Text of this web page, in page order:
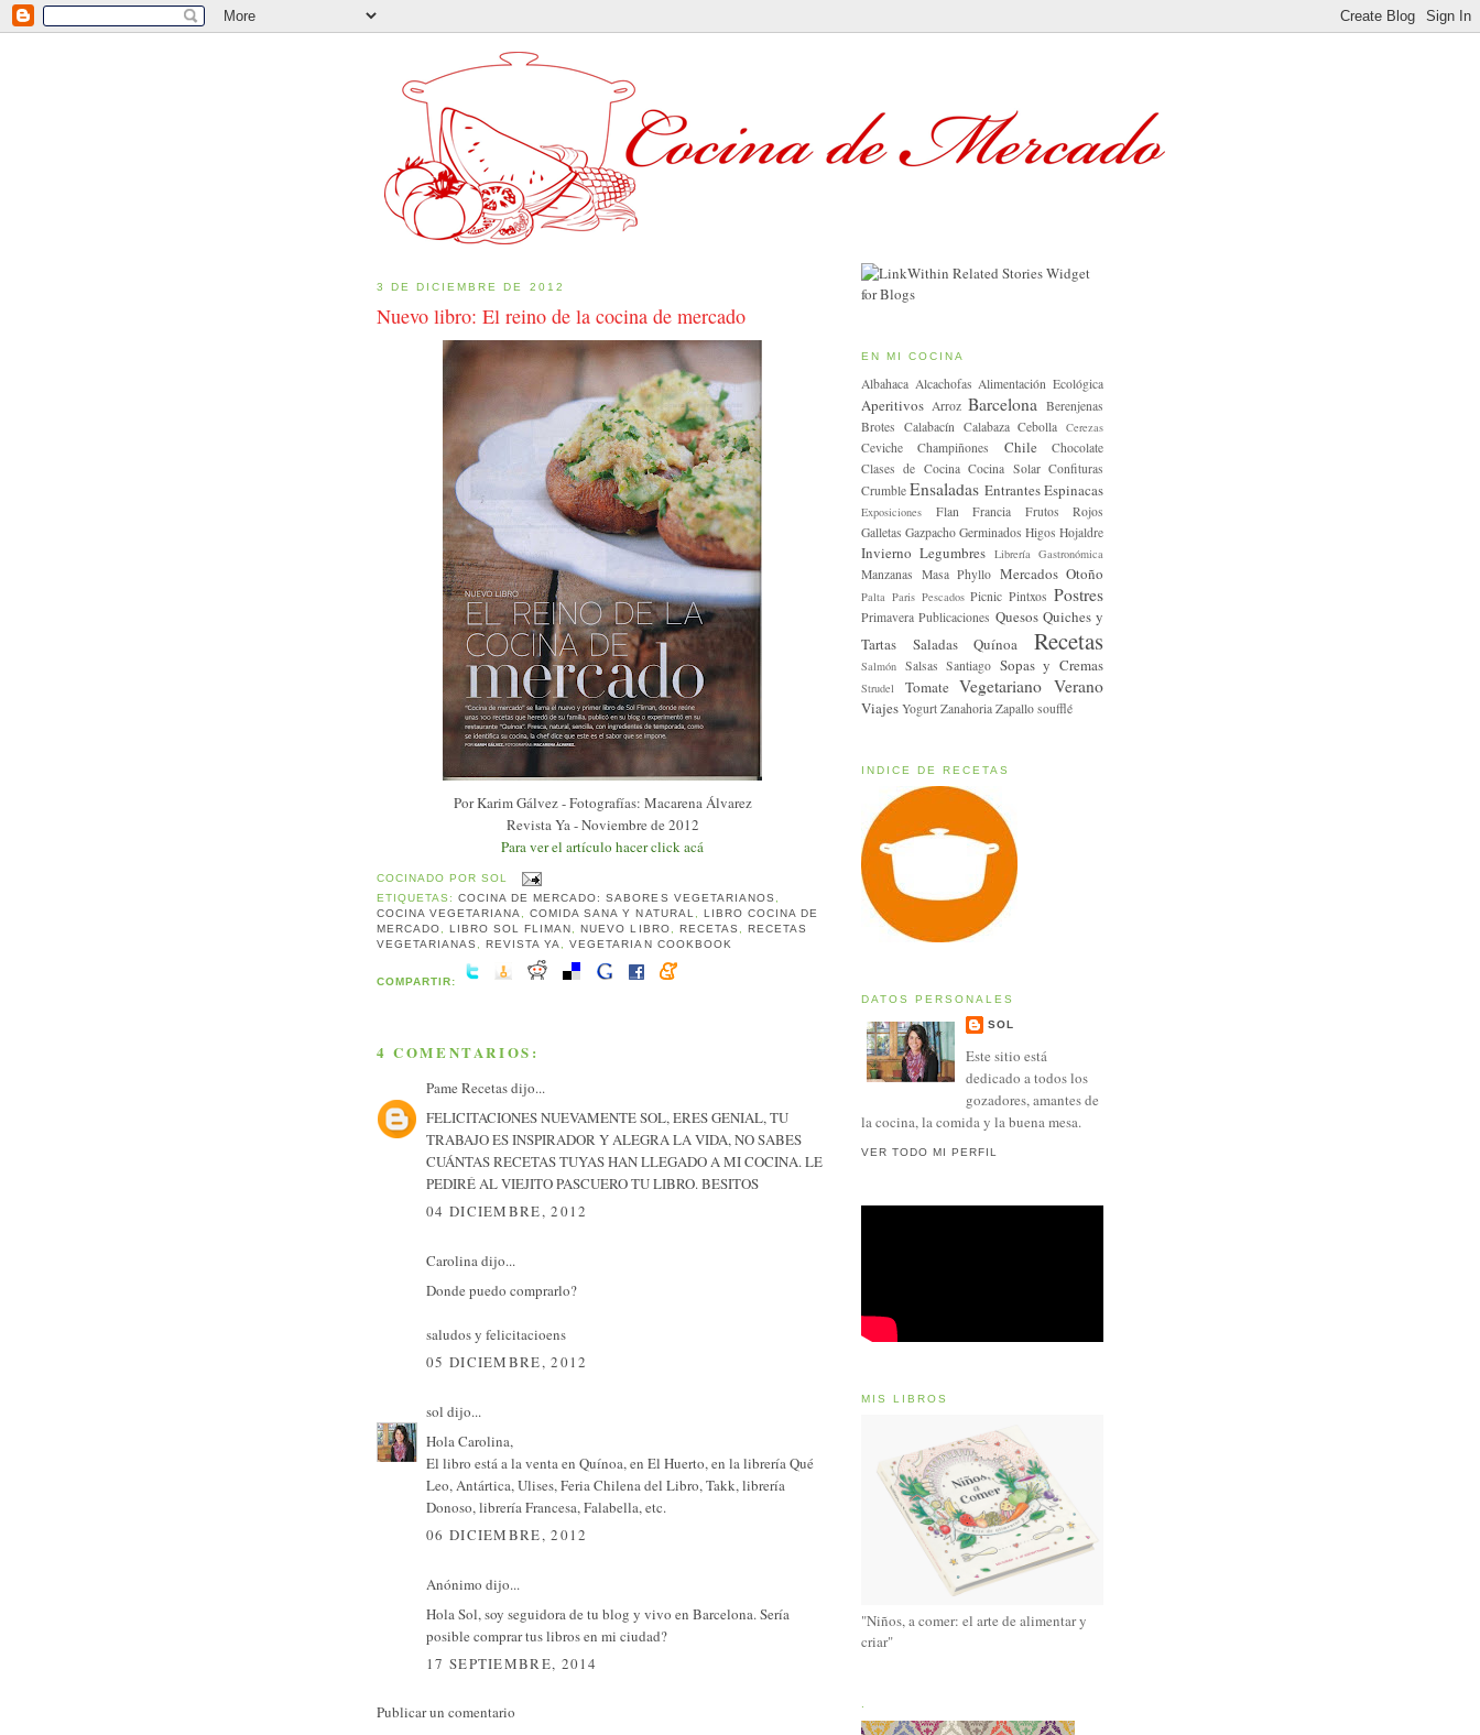
3 DE DICIEMBRE DE 2012
Nuevo libro: El reino de la cocina de mercado
Por Karim Gálvez - Fotografías: Macarena Álvarez
Revista Ya - Noviembre de 2012
Para ver el artículo hacer click acá
COCINADO PORSOL
ETIQUETAS:COCINA DE MERCADO: SABORES VEGETARIANOS ,
COCINA VEGETARIANA,COMIDA SANA Y NATURAL,
LIBRO COCINA DE
MERCADO, LIBRO SOL FLIMAN , NUEVO LIBRO, RECETAS ,
RECETAS
VEGETARIANAS , REVISTA YA,VEGETARIAN COOKBOOK
COMPARTIR:
4 COMENTARIOS:
Pame Recetasdijo...
FELICITACIONES NUEVAMENTE SOL, ERES GENIAL, TU
TRABAJO ES INSPIRADOR Y ALEGRA LA VIDA, NO SABES
CUÁNTAS RECETAS TUYAS HAN LLEGADO A MI COCINA. LE
PEDIRÉ AL VIEJITO PASCUERO TU LIBRO. BESITOS
04 DICIEMBRE, 2012
Carolina dijo...
Donde puedo comprarlo?
saludos y felicitacioens
05 DICIEMBRE, 2012
sol dijo...
Hola Carolina,
El libro está a la venta en Quínoa, en El Huerto, en la librería Qué
Leo, Antártica, Ulises, Feria Chilena del Libro, Takk, librería
Donoso, librería Francesa, Falabella, etc.
06 DICIEMBRE, 2012
Anónimo dijo...
Hola Sol, soy seguidora de tu blog y vivo en Barcelona. Sería
posible comprar tus libros en mi ciudad?
17 SEPTIEMBRE, 2014
Publicar un comentario
EN MI COCINA
Albahaca Alcachofas Alimentación Ecológica
Aperitivos Arroz Barcelona
Berenjenas
Brotes Calabacín Calabaza Cebolla Cerezas
Ceviche Champiñones Chile
Chocolate
Clases de Cocina Cocina Solar Confituras
Crumble Ensaladas EntrantesEspinacas
Exposiciones Flan Francia
Frutos Rojos
Galletas Gazpacho Germinados Higos Hojaldre
Invierno Legumbres Librería Gastronómica
Manzanas Masa Phyllo Mercados Otoño
Palta Paris Pescados Picnic Pintxos Postres
Primavera Publicaciones Quesos Quiches y
Tartas Saladas
Quínoa Recetas
Salmón Salsas Santiago Sopas y Cremas
Strudel Tomate Vegetariano Verano
Viajes Yogurt Zanahoria Zapallo soufflé
INDICE DE RECETAS
DATOS PERSONALES
SOL
Este sitio está
dedicado a todos los
gozadores, amantes de
la cocina, la comida y la buena mesa.
VER TODO MI PERFIL
MIS LIBROS
"Niños, a comer: el arte de alimentar y
criar"
.